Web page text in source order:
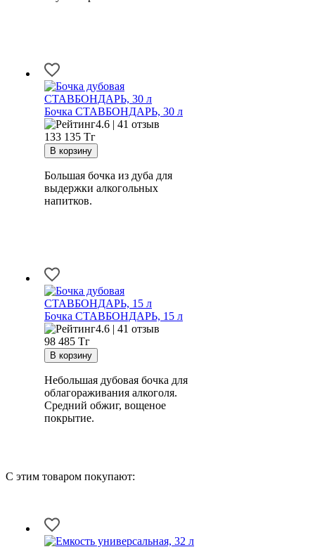
Бочка СТАВБОНДАРЬ, 30 л
4.6 | 41 отзыв
133 135 Тг
Большая бочка из дуба для
выдержки алкогольных
напитков.
Бочка СТАВБОНДАРЬ, 15 л
4.6 | 41 отзыв
98 485 Тг
Небольшая дубовая бочка для
облагораживания алкоголя.
Средний обжиг, вощеное
покрытие.
С этим товаром покупают: